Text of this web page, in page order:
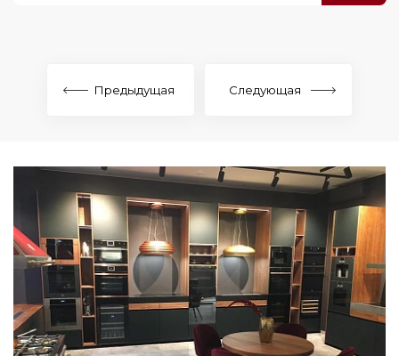
Предыдущая Следующая